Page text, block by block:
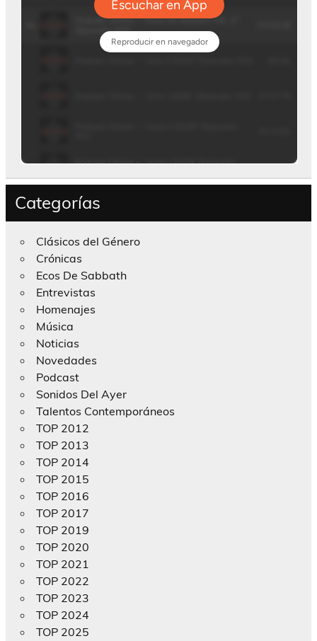
Categorías
Clásicos del Género
Crónicas
Ecos De Sabbath
Entrevistas
Homenajes
Música
Noticias
Novedades
Podcast
Sonidos Del Ayer
Talentos Contemporáneos
TOP 2012
TOP 2013
TOP 2014
TOP 2015
TOP 2016
TOP 2017
TOP 2019
TOP 2020
TOP 2021
TOP 2022
TOP 2023
TOP 2024
TOP 2025